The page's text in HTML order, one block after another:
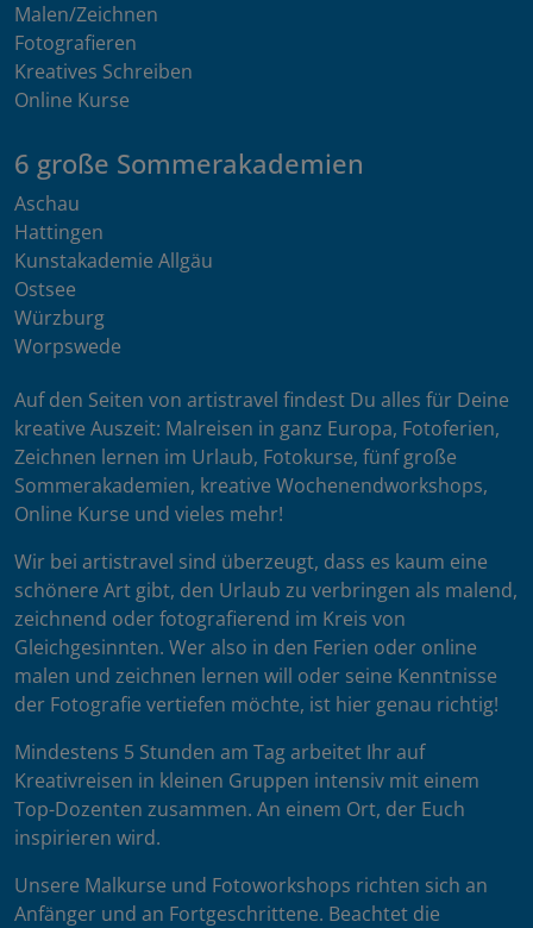
Malen/Zeichnen
Fotografieren
Kreatives Schreiben
Online Kurse
6 große Sommerakademien
Aschau
Hattingen
Kunstakademie Allgäu
Ostsee
Würzburg
Worpswede
Auf den Seiten von artistravel findest Du alles für Deine
kreative Auszeit: Malreisen in ganz Europa, Fotoferien,
Zeichnen lernen im Urlaub, Fotokurse, fünf große
Sommerakademien, kreative Wochenendworkshops,
Online Kurse und vieles mehr!
Wir bei artistravel sind überzeugt, dass es kaum eine
schönere Art gibt, den Urlaub zu verbringen als malend,
zeichnend oder fotografierend im Kreis von
Gleichgesinnten. Wer also in den Ferien oder online
malen und zeichnen lernen will oder seine Kenntnisse
der Fotografie vertiefen möchte, ist hier genau richtig!
Mindestens 5 Stunden am Tag arbeitet Ihr auf
Kreativreisen in kleinen Gruppen intensiv mit einem
Top-Dozenten zusammen. An einem Ort, der Euch
inspirieren wird.
Unsere Malkurse und Fotoworkshops richten sich an
Anfänger und an Fortgeschrittene. Beachtet die